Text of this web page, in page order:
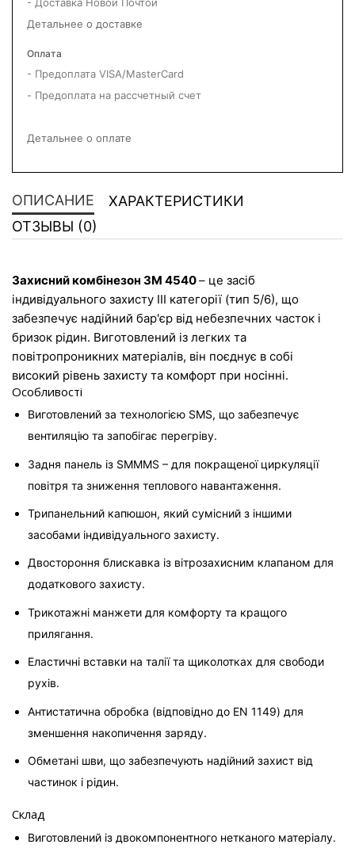
Детальнее о доставке
Оплата
- Предоплата VISA/MasterCard
- Предоплата на рассчетный счет
Детальнее о оплате
ОПИСАНИЕ
ХАРАКТЕРИСТИКИ
ОТЗЫВЫ (0)
Захисний комбінезон 3M 4540 – це засіб
індивідуального захисту III категорії (тип 5/6), що
забезпечує надійний бар'єр від небезпечних часток і
бризок рідин. Виготовлений із легких та
повітропроникних матеріалів, він поєднує в собі
високий рівень захисту та комфорт при носінні.
Особливості
Виготовлений за технологією SMS, що забезпечує
вентиляцію та запобігає перегріву.
Задня панель із SMMMS – для покращеної циркуляції
повітря та зниження теплового навантаження.
Трипанельний капюшон, який сумісний з іншими
засобами індивідуального захисту.
Двостороння блискавка із вітрозахисним клапаном для
додаткового захисту.
Трикотажні манжети для комфорту та кращого
прилягання.
Еластичні вставки на талії та щиколотках для свободи
рухів.
Антистатична обробка (відповідно до EN 1149) для
зменшення накопичення заряду.
Обметані шви, що забезпечують надійний захист від
частинок і рідин.
Склад
Виготовлений із двокомпонентного нетканого матеріалу.